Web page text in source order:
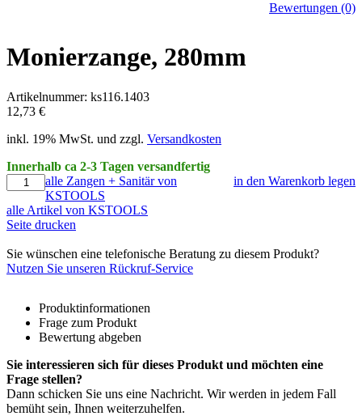
Bewertungen (0)
Monierzange, 280mm
Artikelnummer: ks116.1403
12,73 €
inkl. 19% MwSt. und zzgl. Versandkosten
Innerhalb ca 2-3 Tagen versandfertig
in den Warenkorb legen
alle Zangen + Sanitär von
KSTOOLS
alle Artikel von KSTOOLS
Seite drucken
Sie wünschen eine telefonische Beratung zu diesem Produkt?
Nutzen Sie unseren Rückruf-Service
Produktinformationen
Frage zum Produkt
Bewertung abgeben
Sie interessieren sich für dieses Produkt und möchten eine
Frage stellen?
Dann schicken Sie uns eine Nachricht. Wir werden in jedem Fall
bemüht sein, Ihnen weiterzuhelfen.